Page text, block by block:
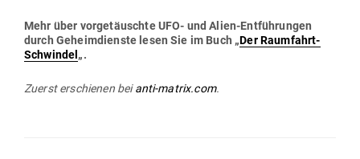
Mehr über vor­ge­täuschte UFO- und Alien-Ent­füh­rungen
durch Geheim­dienste lesen Sie im Buch „Der Raum­fahrt-
Schwindel „.
Zuerst erschienen beianti-matrix.com.